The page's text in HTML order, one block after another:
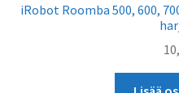
iRobot Roomba 500, 600,